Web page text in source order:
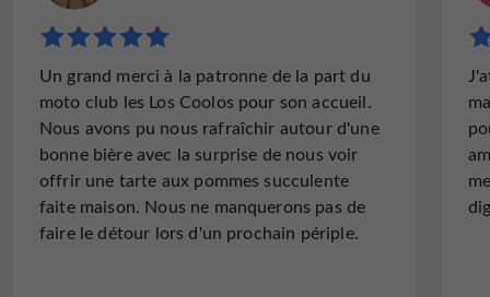
Pendantla Ronde des Crèches
janvier), les chambres d’hôtes et le restaurant
sontouverts sur réservation.
Fermeture annuelle:
Une semaine en février
Une semaine en novembre
Un grand merci à la patronne de la part du
moto club les Los Coolos pour son accueil.
Nous avons pu nous rafraîchir autour d'une
bonne bière avec la surprise de nous voir
offrir une tarte aux pommes succulente
faite maison. Nous ne manquerons pas de
faire le détour lors d'un prochain périple.
"Grosse deception au vu des commentaires"
N'allez surtout pas à l'ETAPE pendant la
ronde des crêches. Le prix du menu passe à
25euros pour un repas equivalent au menu
ouvrier de la semaine; on ne vous donne pas
le choix et on passe...